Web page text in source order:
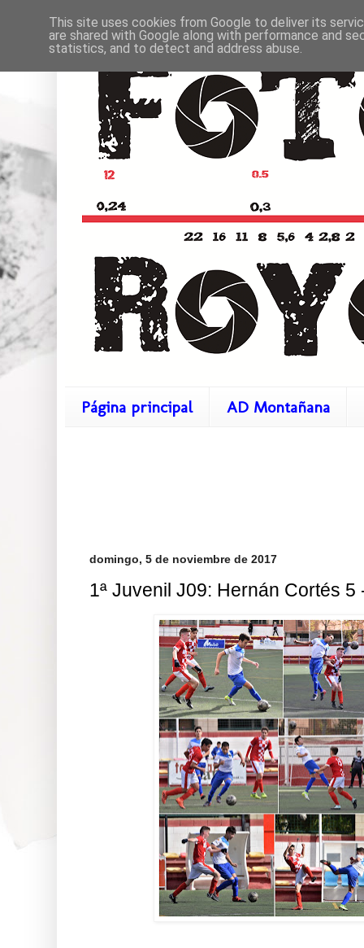
Página principal AD Montañana
domingo, 5 de noviembre de 2017
1ª Juvenil J09: Hernán Cortés 5
This site uses cookies from Google to deliver its
are shared with Google along with performance and
statistics, and to detect and address abuse.